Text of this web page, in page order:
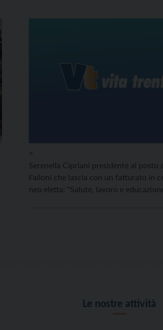
>
Serenella Cipriani presidente al posto
Failoni che lascia con un fatturato in
neo eletta: "Salute, lavoro e
Le nostre attività